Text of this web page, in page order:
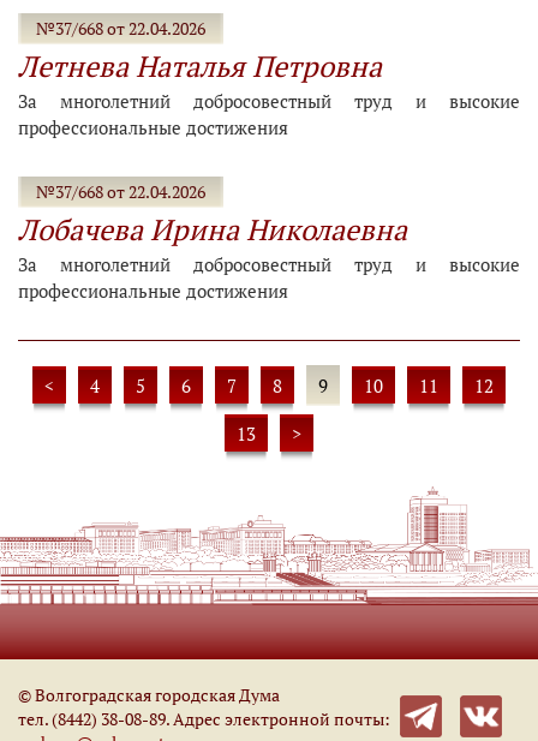
№37/668 от 22.04.2026
Летнева Наталья Петровна
За многолетний добросовестный труд и высокие
профессиональные достижения
№37/668 от 22.04.2026
Лобачева Ирина Николаевна
За многолетний добросовестный труд и высокие
профессиональные достижения
< 4 5 6 7 8 9 10 11
12
13
>
© Волгоградская городская Дума
тел. (8442) 38-08-89. Адрес электронной почты: